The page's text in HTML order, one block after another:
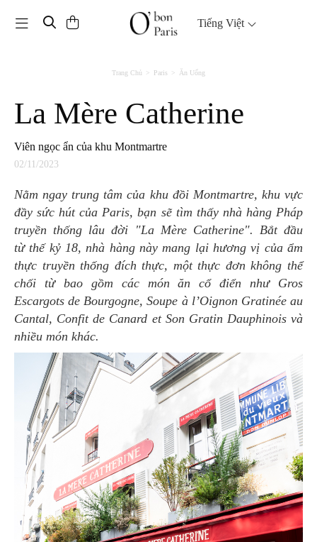
Toggle navigation Tiếng Việt
Trang Chủ Paris Ăn Uống
La Mère Catherine
Viên ngọc ẩn của khu Montmartre
02/11/2023
Nằm ngay trung tâm của khu đồi Montmartre, khu vực
đầy sức hút của Paris, bạn sẽ tìm thấy nhà hàng Pháp
truyền thống lâu đời "La Mère Catherine". Bắt đầu
từ thế kỷ 18, nhà hàng này mang lại hương vị của ẩm
thực truyền thống đích thực, một thực đơn không thể
chối từ bao gồm các món ăn cổ điển như Gros
Escargots de Bourgogne, Soupe à l’Oignon Gratinée au
Cantal, Confit de Canard et Son Gratin Dauphinois và
nhiều món khác.